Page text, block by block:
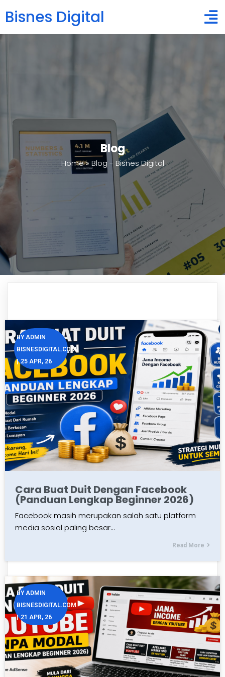
Bisnes Digital
Blog
Home» Blog - Bisnes Digital
Cara Buat Duit Dengan Facebook
(Panduan Lengkap Beginner 2026)
BYADMIN
BISNESDIGITAL.COM
| 25 APR, 26
Facebook masih merupakan salah satu platform
media sosial paling besar…
Read More
BY ADMIN
BISNESDIGITAL.COM
| 21 APR, 26